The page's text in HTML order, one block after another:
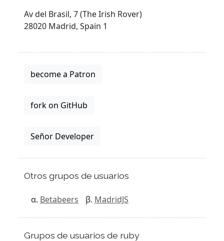
Av del Brasil, 7 (The Irish Rover)
28020 Madrid, Spain 1
become a Patron
fork on GitHub
Señor Developer
Otros grupos de usuarios
Betabeers MadridJS
Grupos de usuarios de ruby